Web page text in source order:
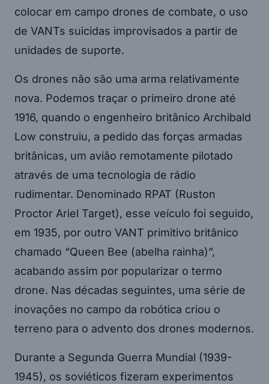
colocar em campo drones de combate, o uso
de VANTs suicidas improvisados a partir de
unidades de suporte.
Os drones não são uma arma relativamente
nova. Podemos traçar o primeiro drone até
1916, quando o engenheiro britânico Archibald
Low construiu, a pedido das forças armadas
britânicas, um avião remotamente pilotado
através de uma tecnologia de rádio
rudimentar. Denominado RPAT (Ruston
Proctor Ariel Target), esse veículo foi seguido,
em 1935, por outro VANT primitivo britânico
chamado “Queen Bee (abelha rainha)”,
acabando assim por popularizar o termo
drone. Nas décadas seguintes, uma série de
inovações no campo da robótica criou o
terreno para o advento dos drones modernos.
Durante a Segunda Guerra Mundial (1939-
1945), os soviéticos fizeram experimentos